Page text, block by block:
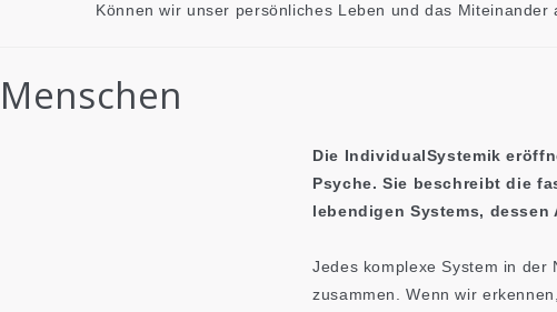
Können wir unser persönliches Leben und das
Die IndividualSystemik
Psyche. Sie beschreibt die
lebendigen Systems,
Jedes komplexe System in der
zusammen. Wenn wir